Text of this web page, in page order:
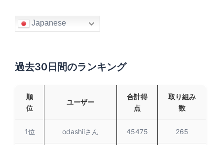
Japanese
過去30日間のランキング
順
位
ユーザー
合計得
点
取り組み
数
1位 odashiiさん 45475 265